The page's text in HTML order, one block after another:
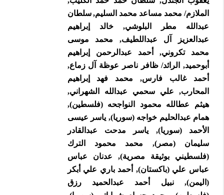
الملازم/ محمد مساعد محمد السليم, سلطان
عبدالله مطر البلوشي, خالد إبراهيم
عبدالعزيز آل عبداللطيف, محمد موسى
محمد تكروني, أحمد عبدالرحمن إبراهيم
أبوحميد, الرائد/ ظافر ناصر عوظة آل زماع,
أحمد غالب فارس, محمد فهد إبراهيم
المحارب, علي سحمي عبدالله الشهراني,
هيثم عطالله محمود النواجحه (فلسطين),
همام عبدالحليم خواجه (سوريا), ياسر عيسى
الأحمد (سوريا), ياسر مدحت عبدالقادر
سليمان (مصر), محمد محمود الترك
(فلسطيني بوثيقة مصرية), عدنان عباس
عباس علي (باكستان), أحمد باري علي أبكر
(اليمن), نبيل أحمد عبدالحميد رزق